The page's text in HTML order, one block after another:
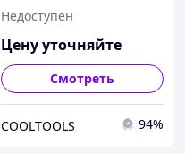
Недоступен
Цену уточняйте
Смотреть
COOLTOOLS 94%